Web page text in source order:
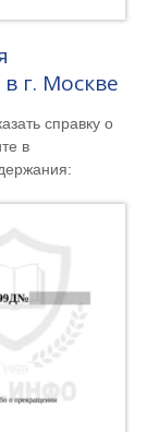
г. Москве
справку о
в